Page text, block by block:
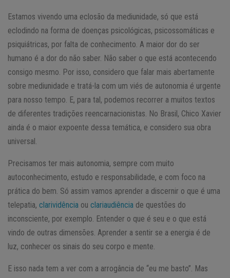
Estamos vivendo uma eclosão da mediunidade, só que está
eclodindo na forma de doenças psicológicas, psicossomáticas e
psiquiátricas, por falta de conhecimento. A maior dor do ser
humano é a dor do não saber. Não saber o que está acontecendo
consigo mesmo. Por isso, considero que falar mais abertamente
sobre mediunidade e tratá-la com um viés de autonomia é urgente
para nosso tempo. E, para tal, podemos recorrer a muitos textos
de diferentes tradições reencarnacionistas. No Brasil, Chico Xavier
ainda é o maior expoente dessa temática, e considero sua obra
universal.
Precisamos ter mais autonomia, sempre com muito
autoconhecimento, estudo e responsabilidade, e com foco na
prática do bem. Só assim vamos aprender a discernir o que é uma
telepatia, clarividência ou clariaudiência de questões do
inconsciente, por exemplo. Entender o que é seu e o que está
vindo de outras dimensões. Aprender a sentir se a energia é de
luz, conhecer os sinais do seu corpo e mente.
E isso nada tem a ver com a arrogância de “eu me basto”. Mas